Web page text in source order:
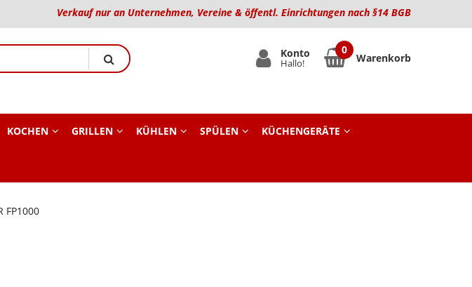
Verkauf nur an Unternehmen, Vereine & öffentl. Einrichtungen nach §14 BGB
Konto
Hallo! Warenkorb
KOCHEN GRILLEN KÜHLEN SPÜLEN KÜCHENGERÄTE
FP1000